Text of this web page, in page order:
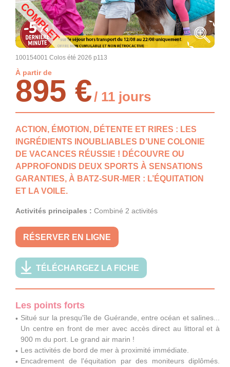
COMPLET
100154001 Colos été 2026 p113
À partir de
895 €/ 11 jours
ACTION, ÉMOTION, DÉTENTE ET RIRES : LES
INGRÉDIENTS INOUBLIABLES D’UNE COLONIE
DE VACANCES RÉUSSIE ! DÉCOUVRE OU
APPROFONDIS DEUX SPORTS À SENSATIONS
GARANTIES, À BATZ-SUR-MER : L’ÉQUITATION
ET LA VOILE.
Activités principales : Combiné 2 activités
RÉSERVER EN LIGNE
TÉLÉCHARGEZ LA FICHE
Les points forts
Situé sur la presqu'île de Guérande, entre océan et salines...
Un centre en front de mer avec accès direct au littoral et à
900 m du port. Le grand air marin !
Les activités de bord de mer à proximité immédiate.
Encadrement de l'équitation par des moniteurs diplômés.